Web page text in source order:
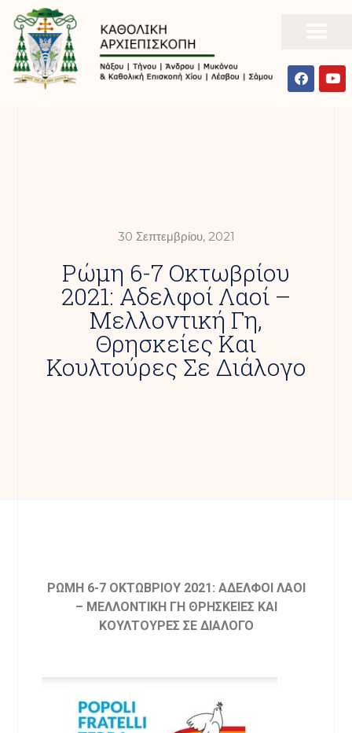
30 Σεπτεμβρίου, 2021
Ρώμη 6-7 Οκτωβρίου
2021: Αδελφοί Λαοί –
Μελλοντική Γη,
Θρησκείες Και
Κουλτούρες Σε Διάλογο
ΡΩΜΗ 6-7 ΟΚΤΩΒΡΙΟΥ 2021: ΑΔΕΛΦΟΙ ΛΑΟΙ
– ΜΕΛΛΟΝΤΙΚΗ ΓΗ ΘΡΗΣΚΕΙΕΣ ΚΑΙ
ΚΟΥΛΤΟΥΡΕΣ ΣΕ ΔΙΑΛΟΓΟ